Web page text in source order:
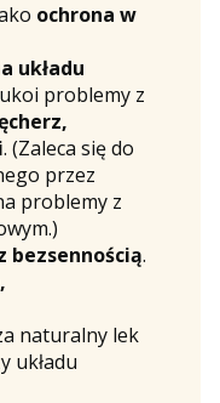
ochrona w
układu
problemy z
. (Zaleca się do
przez
problemy z
bezsennością.
naturalny lek
układu